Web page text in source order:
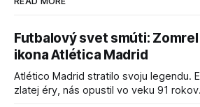
Futbalový svet smúti:
ikona Atlética Madrid
Atlético Madrid stratilo svoju legendu.
zlatej éry, nás opustil vo veku 91